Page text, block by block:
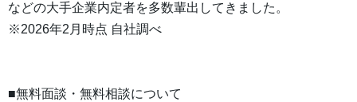
などの大手企業内定者を多数輩出してきました。
※2026年2月時点 自社調べ
■無料面談・無料相談について